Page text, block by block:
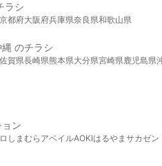
ラシ
都府大阪府兵庫県奈良県和歌山県
のチラシ
賀県長崎県熊本県大分県宮崎県鹿児島県
ン
しまむら アベイルAOKIはるやま サカゼン